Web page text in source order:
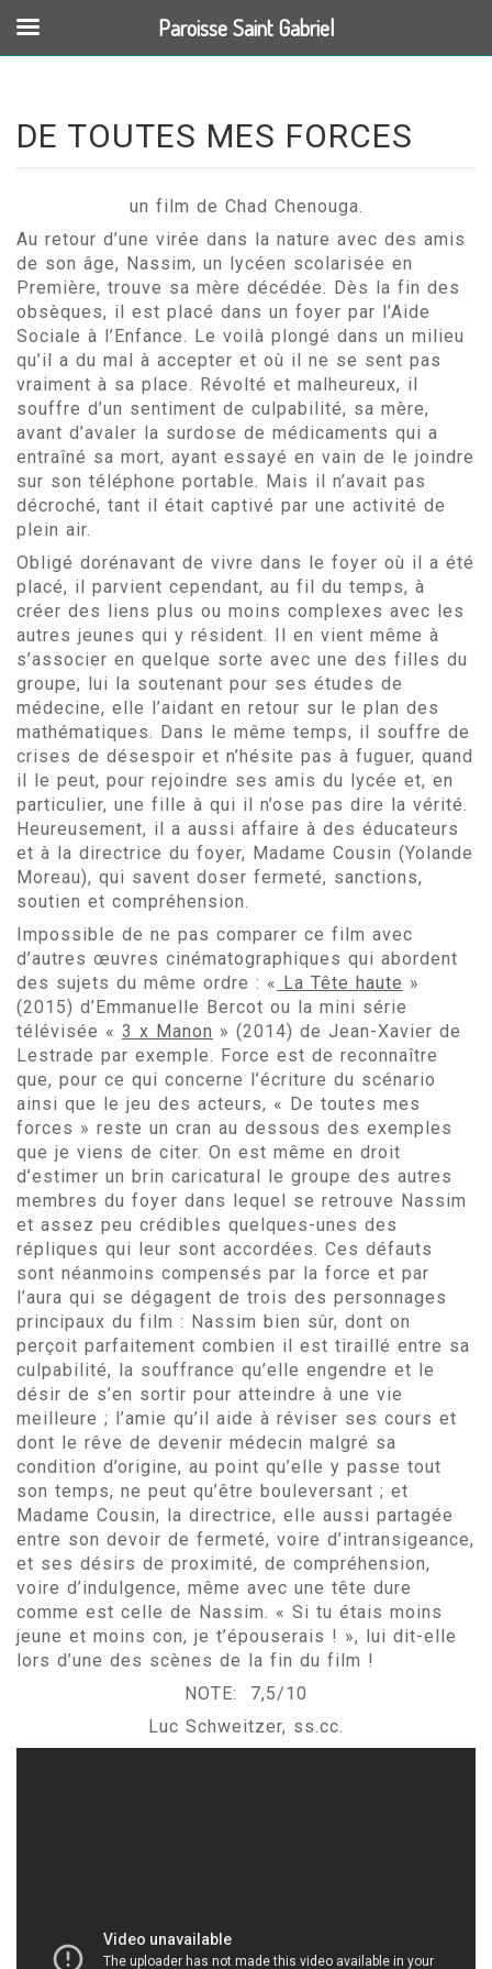
DE TOUTES MES FORCES
un film de Chad Chenouga.
Au retour d’une virée dans la nature avec des amis
de son âge, Nassim, un lycéen scolarisée en
Première, trouve sa mère décédée. Dès la fin des
obsèques, il est placé dans un foyer par l’Aide
Sociale à l’Enfance. Le voilà plongé dans un milieu
qu’il a du mal à accepter et où il ne se sent pas
vraiment à sa place. Révolté et malheureux, il
souffre d’un sentiment de culpabilité, sa mère,
avant d’avaler la surdose de médicaments qui a
entraîné sa mort, ayant essayé en vain de le joindre
sur son téléphone portable. Mais il n’avait pas
décroché, tant il était captivé par une activité de
plein air.
Obligé dorénavant de vivre dans le foyer où il a été
placé, il parvient cependant, au fil du temps, à
créer des liens plus ou moins complexes avec les
autres jeunes qui y résident. Il en vient même à
s’associer en quelque sorte avec une des filles du
groupe, lui la soutenant pour ses études de
médecine, elle l’aidant en retour sur le plan des
mathématiques. Dans le même temps, il souffre de
crises de désespoir et n’hésite pas à fuguer, quand
il le peut, pour rejoindre ses amis du lycée et, en
particulier, une fille à qui il n’ose pas dire la vérité.
Heureusement, il a aussi affaire à des éducateurs
et à la directrice du foyer, Madame Cousin (Yolande
Moreau), qui savent doser fermeté, sanctions,
soutien et compréhension.
Impossible de ne pas comparer ce film avec
d’autres œuvres cinématographiques qui abordent
des sujets du même ordre : « La Tête haute »
(2015) d’Emmanuelle Bercot ou la mini série
télévisée « 3 x Manon » (2014) de Jean-Xavier de
Lestrade par exemple. Force est de reconnaître
que, pour ce qui concerne l’écriture du scénario
ainsi que le jeu des acteurs, « De toutes mes
forces » reste un cran au dessous des exemples
que je viens de citer. On est même en droit
d’estimer un brin caricatural le groupe des autres
membres du foyer dans lequel se retrouve Nassim
et assez peu crédibles quelques-unes des
répliques qui leur sont accordées. Ces défauts
sont néanmoins compensés par la force et par
l’aura qui se dégagent de trois des personnages
principaux du film : Nassim bien sûr, dont on
perçoit parfaitement combien il est tiraillé entre sa
culpabilité, la souffrance qu’elle engendre et le
désir de s’en sortir pour atteindre à une vie
meilleure ; l’amie qu’il aide à réviser ses cours et
dont le rêve de devenir médecin malgré sa
condition d’origine, au point qu’elle y passe tout
son temps, ne peut qu’être bouleversant ; et
Madame Cousin, la directrice, elle aussi partagée
entre son devoir de fermeté, voire d’intransigeance,
et ses désirs de proximité, de compréhension,
voire d’indulgence, même avec une tête dure
comme est celle de Nassim. « Si tu étais moins
jeune et moins con, je t’épouserais ! », lui dit-elle
lors d’une des scènes de la fin du film !
NOTE: 7,5/10
Luc Schweitzer, ss.cc.
Paroisse Saint Gabriel